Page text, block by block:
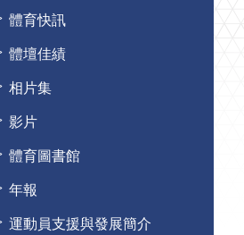
體育快訊
體壇佳績
相片集
影片
體育圖書館
年報
運動員支援與發展簡介